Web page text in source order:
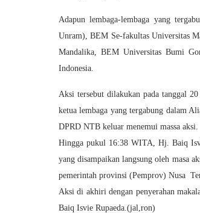
Adapun lembaga-lembaga yang
Unram), BEM Se-fakultas Universitas
Mandalika, BEM Universitas Bumi
Indonesia.
Aksi tersebut dilakukan pada tanggal
ketua lembaga yang tergabung dalam
DPRD NTB keluar menemui massa aksi.
Hingga pukul 16:38 WITA, Hj. Baiq
yang disampaikan langsung oleh masa
pemerintah provinsi (Pemprov) Nusa
Aksi di akhiri dengan penyerahan
Baiq Isvie Rupaeda.(jal,ron)